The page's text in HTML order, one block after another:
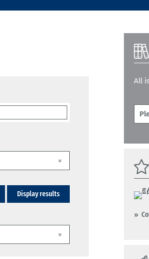
Display results
All